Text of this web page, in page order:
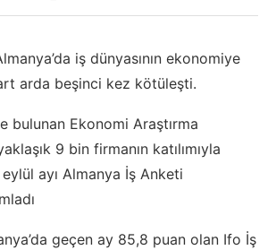
iş dünyasının ekonomiye
arda beşinci kez kötüleşti.
bulunan Ekonomi Araştırma
9 bin firmanın katılımıyla
ayı Almanya İş Anketi
geçen ay 85,8 puan olan Ifo İş